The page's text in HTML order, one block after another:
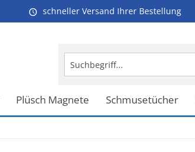
schneller Versand Ihrer Bestellung
Plüsch Magnete Schmusetücher